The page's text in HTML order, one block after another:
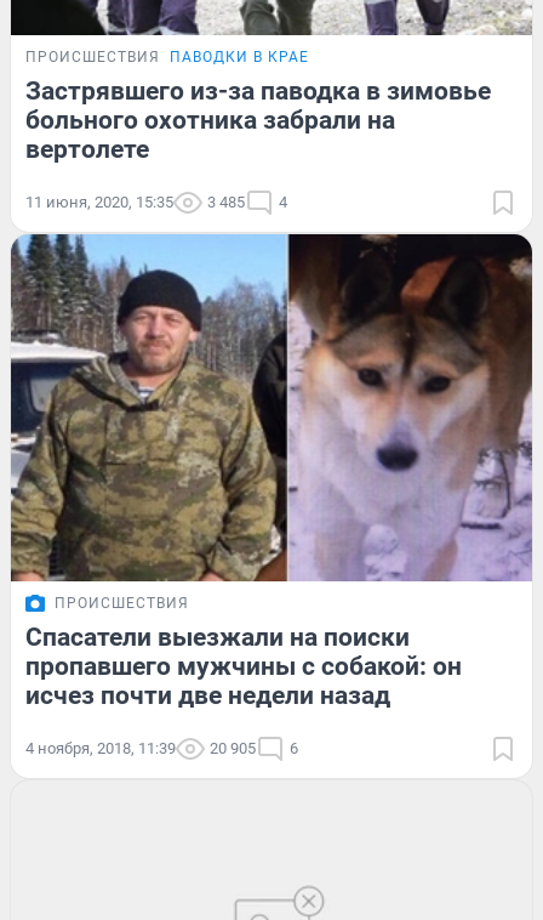
ПРОИСШЕСТВИЯ ПАВОДКИ В КРАЕ
Застрявшего из-за паводка в зимовье
больного охотника забрали на
вертолете
11 июня, 2020, 15:35 3 485 4
ПРОИСШЕСТВИЯ
Спасатели выезжали на поиски
пропавшего мужчины с собакой: он
исчез почти две недели назад
4 ноября, 2018, 11:39 20 905 6